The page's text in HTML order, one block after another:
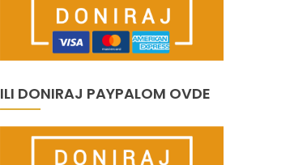
ILI DONIRAJ PAYPALOM OVDE